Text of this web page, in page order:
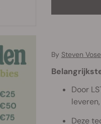
By Steven
Door
Deze